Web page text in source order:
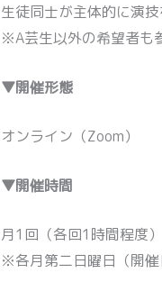
生徒同士が主体的に演
※A芸生以外の希望者も
▼開催形態
オンライン（Zoom）
▼開催時間
月1回（各回1時間程度）
※各月第二日曜日（開催